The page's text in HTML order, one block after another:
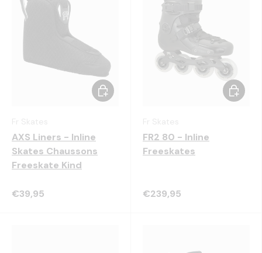
AXS Liners - Inline
Skates Chaussons
Freeskate Kind
€39,95
Kies mogelijkheden
FR2 80 - Inline
Freeskates
€239,95
Kies